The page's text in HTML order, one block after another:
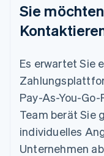
Sie
Es erwartet Sie
Pay-As-You-
Team berät Sie
individuelles
Unternehmen
English
Mexiko
EspañolEnglish
English
NederlandsEnglish
Norwegen
English
Österreich
Deutsch English
Polen